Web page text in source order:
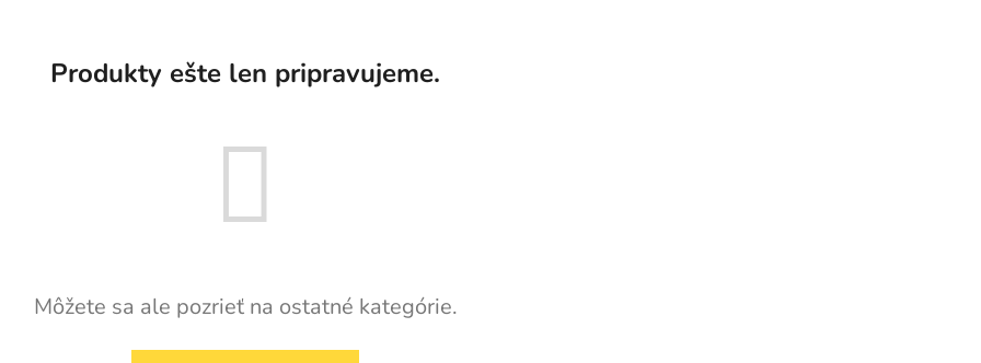
Produkty ešte len pripravujeme.
Môžete sa ale pozrieť na ostatné kategórie.